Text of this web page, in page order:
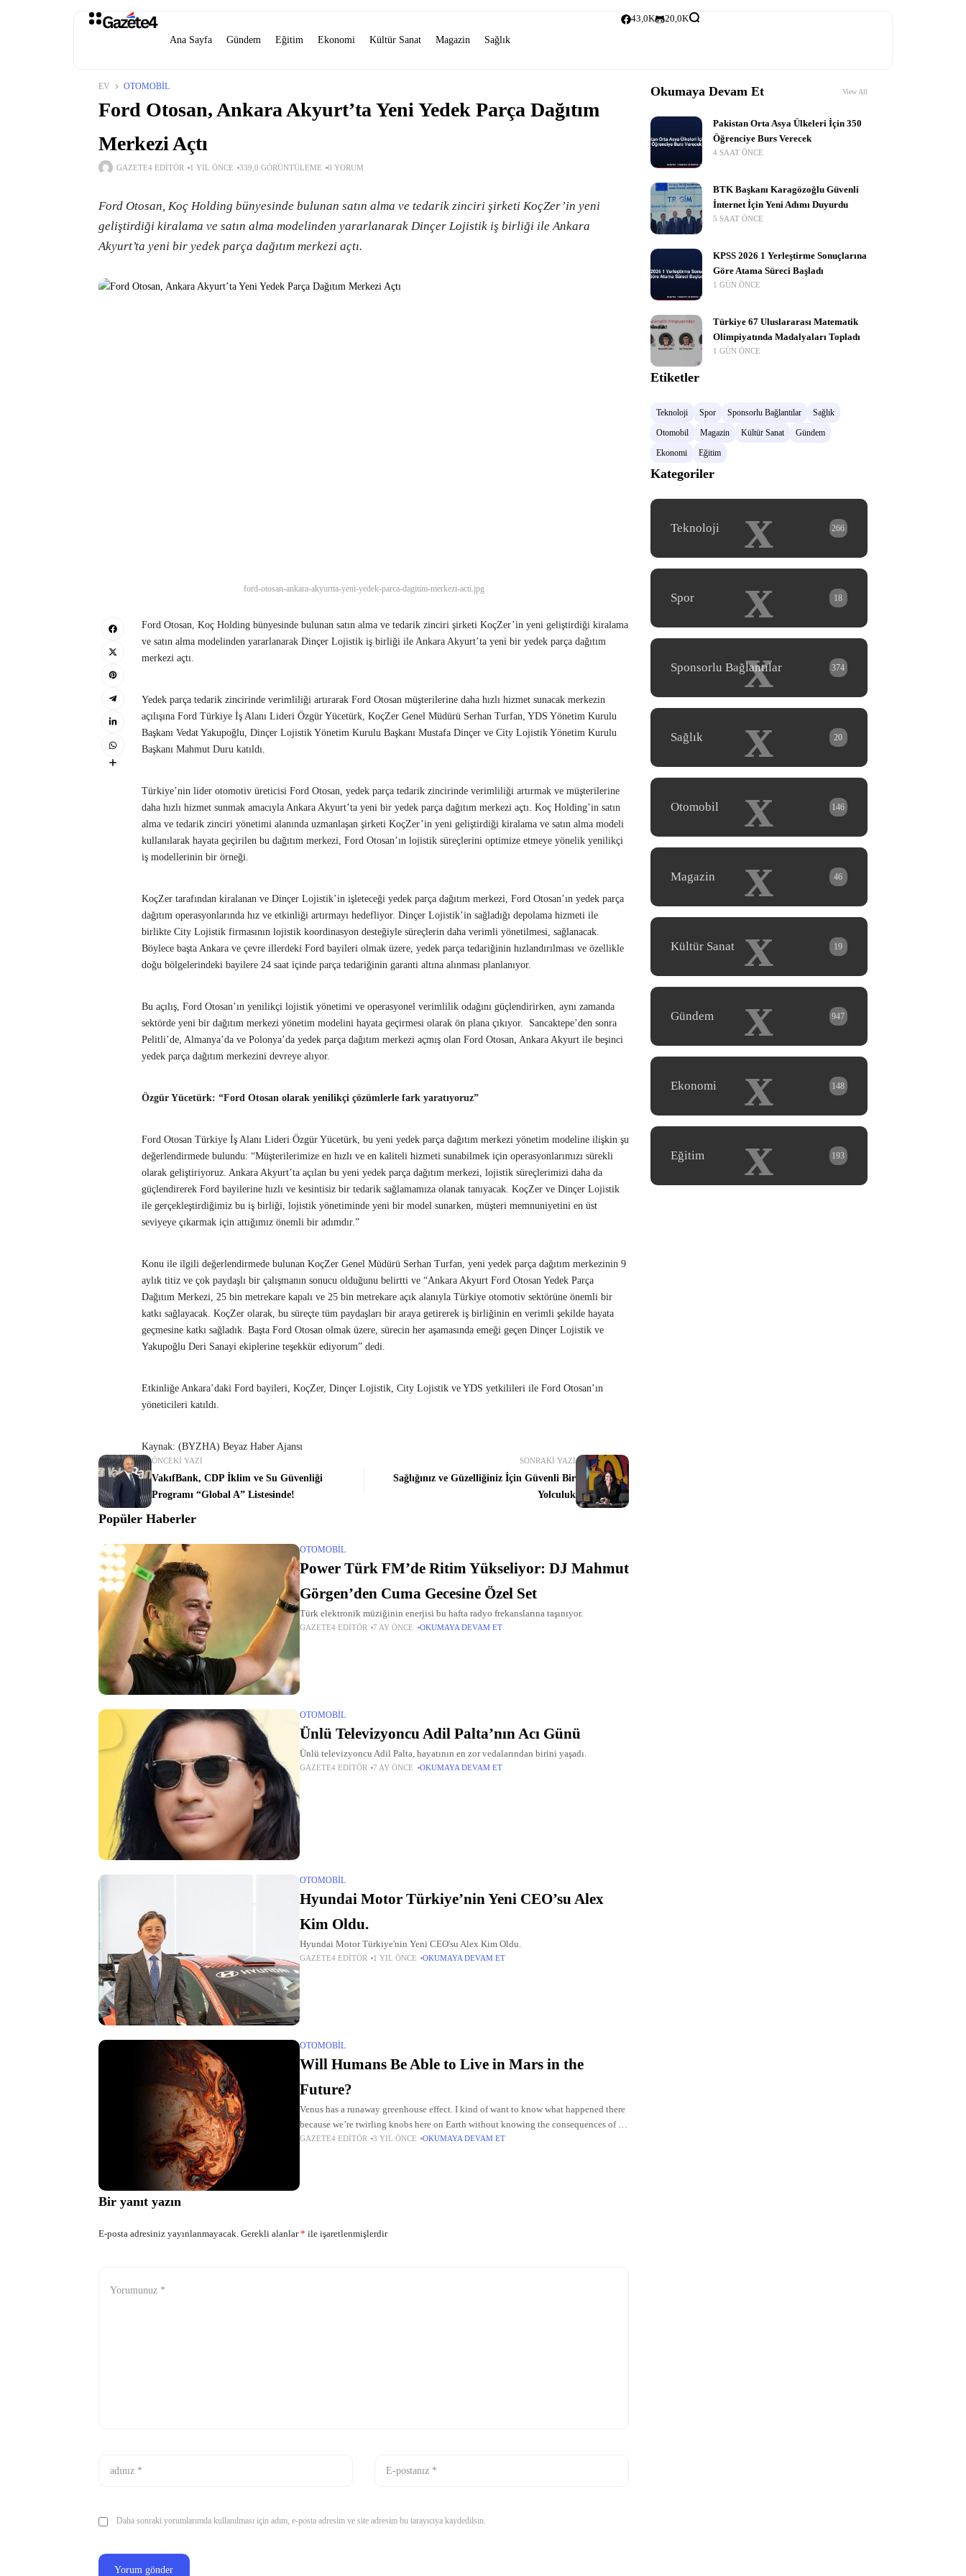
Ana Sayfa Gündem Eğitim Ekonomi Kültür Sanat Magazin Sağlık
43,0K 20,0K
EV OTOMOBIL
Ford Otosan, Ankara Akyurt’ta Yeni Yedek Parça Dağıtım
Merkezi Açtı
GAZETE4 EDITÖR 1 YIL ÖNCE 339,0 GÖRÜNTÜLEME 0 YORUM
Ford Otosan, Koç Holding bünyesinde bulunan satın alma ve tedarik zinciri şirketi KoçZer’in yeni
geliştirdiği kiralama ve satın alma modelinden yararlanarak Dinçer Lojistik iş birliği ile Ankara
Akyurt’ta yeni bir yedek parça dağıtım merkezi açtı.
ford-otosan-ankara-akyurtta-yeni-yedek-parca-dagitim-merkezi-acti.jpg
Ford Otosan, Koç Holding bünyesinde bulunan satın alma ve tedarik zinciri şirketi KoçZer’in yeni geliştirdiği kiralama
ve satın alma modelinden yararlanarak Dinçer Lojistik iş birliği ile Ankara Akyurt’ta yeni bir yedek parça dağıtım
merkezi açtı.
Yedek parça tedarik zincirinde verimliliği artırarak Ford Otosan müşterilerine daha hızlı hizmet sunacak merkezin
açılışına Ford Türkiye İş Alanı Lideri Özgür Yücetürk, KoçZer Genel Müdürü Serhan Turfan, YDS Yönetim Kurulu
Başkanı Vedat Yakupoğlu, Dinçer Lojistik Yönetim Kurulu Başkanı Mustafa Dinçer ve City Lojistik Yönetim Kurulu
Başkanı Mahmut Duru katıldı.
Türkiye’nin lider otomotiv üreticisi Ford Otosan, yedek parça tedarik zincirinde verimliliği artırmak ve müşterilerine
daha hızlı hizmet sunmak amacıyla Ankara Akyurt’ta yeni bir yedek parça dağıtım merkezi açtı. Koç Holding’in satın
alma ve tedarik zinciri yönetimi alanında uzmanlaşan şirketi KoçZer’in yeni geliştirdiği kiralama ve satın alma modeli
kullanılarak hayata geçirilen bu dağıtım merkezi, Ford Otosan’ın lojistik süreçlerini optimize etmeye yönelik yenilikçi
iş modellerinin bir örneği.
KoçZer tarafından kiralanan ve Dinçer Lojistik’in işleteceği yedek parça dağıtım merkezi, Ford Otosan’ın yedek parça
dağıtım operasyonlarında hız ve etkinliği artırmayı hedefliyor. Dinçer Lojistik’in sağladığı depolama hizmeti ile
birlikte City Lojistik firmasının lojistik koordinasyon desteğiyle süreçlerin daha verimli yönetilmesi, sağlanacak.
Böylece başta Ankara ve çevre illerdeki Ford bayileri olmak üzere, yedek parça tedariğinin hızlandırılması ve özellikle
doğu bölgelerindeki bayilere 24 saat içinde parça tedariğinin garanti altına alınması planlanıyor.
Bu açılış, Ford Otosan’ın yenilikçi lojistik yönetimi ve operasyonel verimlilik odağını güçlendirirken, aynı zamanda
sektörde yeni bir dağıtım merkezi yönetim modelini hayata geçirmesi olarak ön plana çıkıyor. Sancaktepe’den sonra
Pelitli’de, Almanya’da ve Polonya’da yedek parça dağıtım merkezi açmış olan Ford Otosan, Ankara Akyurt ile beşinci
yedek parça dağıtım merkezini devreye alıyor.
Özgür Yücetürk: “Ford Otosan olarak yenilikçi çözümlerle fark yaratıyoruz”
Ford Otosan Türkiye İş Alanı Lideri Özgür Yücetürk, bu yeni yedek parça dağıtım merkezi yönetim modeline ilişkin şu
değerlendirmede bulundu: “Müşterilerimize en hızlı ve en kaliteli hizmeti sunabilmek için operasyonlarımızı sürekli
olarak geliştiriyoruz. Ankara Akyurt’ta açılan bu yeni yedek parça dağıtım merkezi, lojistik süreçlerimizi daha da
güçlendirerek Ford bayilerine hızlı ve kesintisiz bir tedarik sağlamamıza olanak tanıyacak. KoçZer ve Dinçer Lojistik
ile gerçekleştirdiğimiz bu iş birliği, lojistik yönetiminde yeni bir model sunarken, müşteri memnuniyetini en üst
seviyeye çıkarmak için attığımız önemli bir adımdır.”
Konu ile ilgili değerlendirmede bulunan KoçZer Genel Müdürü Serhan Turfan, yeni yedek parça dağıtım merkezinin 9
aylık titiz ve çok paydaşlı bir çalışmanın sonucu olduğunu belirtti ve “Ankara Akyurt Ford Otosan Yedek Parça
Dağıtım Merkezi, 25 bin metrekare kapalı ve 25 bin metrekare açık alanıyla Türkiye otomotiv sektörüne önemli bir
katkı sağlayacak. KoçZer olarak, bu süreçte tüm paydaşları bir araya getirerek iş birliğinin en verimli şekilde hayata
geçmesine katkı sağladık. Başta Ford Otosan olmak üzere, sürecin her aşamasında emeği geçen Dinçer Lojistik ve
Yakupoğlu Deri Sanayi ekiplerine teşekkür ediyorum” dedi.
Etkinliğe Ankara’daki Ford bayileri, KoçZer, Dinçer Lojistik, City Lojistik ve YDS yetkilileri ile Ford Otosan’ın
yöneticileri katıldı.
Kaynak: (BYZHA) Beyaz Haber Ajansı
ÖNCEKI YAZI
VakıfBank, CDP İklim ve Su Güvenliği
Programı “Global A” Listesinde!
SONRAKI YAZI
Sağlığınız ve Güzelliğiniz İçin Güvenli Bir
Yolculuk
Popüler Haberler
OTOMOBIL
Power Türk FM’de Ritim Yükseliyor: DJ Mahmut
Görgen’den Cuma Gecesine Özel Set
Türk elektronik müziğinin enerjisi bu hafta radyo frekanslarına taşınıyor.
GAZETE4 EDITÖR 7 AY ÖNCE OKUMAYA DEVAM ET
OTOMOBIL
Ünlü Televizyoncu Adil Palta’nın Acı Günü
Ünlü televizyoncu Adil Palta, hayatının en zor vedalarından birini yaşadı.
GAZETE4 EDITÖR 7 AY ÖNCE OKUMAYA DEVAM ET
OTOMOBIL
Hyundai Motor Türkiye’nin Yeni CEO’su Alex
Kim Oldu.
Hyundai Motor Türkiye'nin Yeni CEO'su Alex Kim Oldu.
GAZETE4 EDITÖR 1 YIL ÖNCE OKUMAYA DEVAM ET
OTOMOBIL
Will Humans Be Able to Live in Mars in the
Future?
Venus has a runaway greenhouse effect. I kind of want to know what happened there
because we’re twirling knobs here on Earth without knowing the consequences of it.
Mars once
GAZETE4 EDITÖR 3 YIL ÖNCE OKUMAYA DEVAM ET
Bir yanıt yazın
E-posta adresiniz yayınlanmayacak. Gerekli alanlar* ile işaretlenmişlerdir
Daha sonraki yorumlarımda kullanılması için adım, e-posta adresim ve site adresim bu tarayıcıya kaydedilsin.
Okumaya Devam Et View All
Pakistan Orta Asya Ülkeleri İçin 350
Öğrenciye Burs Verecek
4 SAAT ÖNCE
BTK Başkanı Karagözoğlu Güvenli
İnternet İçin Yeni Adımı Duyurdu
5 SAAT ÖNCE
KPSS 2026 1 Yerleştirme Sonuçlarına
Göre Atama Süreci Başladı
1 GÜN ÖNCE
Türkiye 67 Uluslararası Matematik
Olimpiyatında Madalyaları Topladı
1 GÜN ÖNCE
Etiketler
Teknoloji Spor Sponsorlu Bağlantılar
Sağlık
Otomobil
Magazin Kültür Sanat
Gündem
Ekonomi
Eğitim
Kategoriler
x
Teknoloji 266
x
Spor 18
x
Sponsorlu Bağlantılar 374
x
Sağlık 20
x
Otomobil 146
x
Magazin 46
x
Kültür Sanat 19
x
Gündem 947
x
Ekonomi 148
x
Eğitim 193